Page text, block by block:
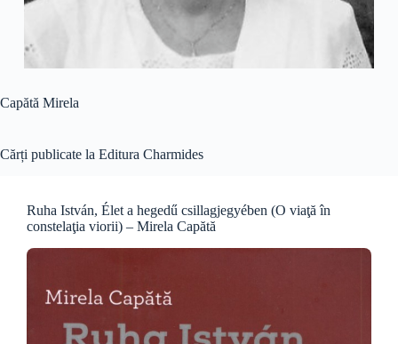
Capătă Mirela
Cărți publicate la Editura Charmides
Ruha István, Élet a hegedű csillagjegyében (O viaţă în
constelaţia viorii) – Mirela Capătă